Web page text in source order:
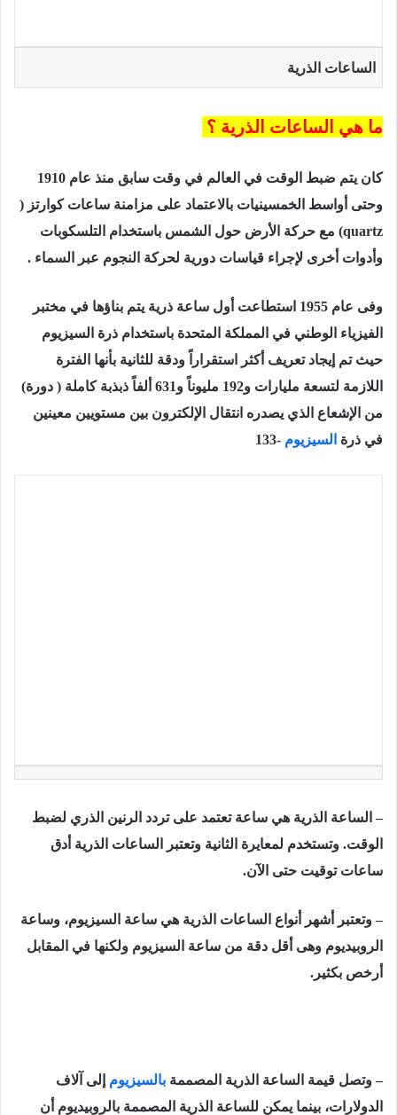
الساعات الذرية
ما هي الساعات الذرية ؟
كان يتم ضبط الوقت في العالم في وقت سابق منذ عام 1910
وحتى أواسط الخمسينيات بالاعتماد على مزامنة ساعات كوارتز (
quartz) مع حركة الأرض حول الشمس باستخدام التلسكوبات
وأدوات أخرى لإجراء قياسات دورية لحركة النجوم عبر السماء .
وفى عام 1955 استطاعت أول ساعة ذرية يتم بناؤها في مختبر
الفيزياء الوطني في المملكة المتحدة باستخدام ذرة السيزيوم
حيث تم إيجاد تعريف أكثر استقراراً ودقة للثانية بأنها الفترة
اللازمة لتسعة مليارات و192 مليوناً و631 ألفاً ذبذبة كاملة ( دورة)
من الإشعاع الذي يصدره انتقال الإلكترون بين مستويين معينين
في ذرة السيزيوم -133
– الساعة الذرية هي ساعة تعتمد على تردد الرنين الذري لضبط
الوقت. وتستخدم لمعايرة الثانية وتعتبر الساعات الذرية أدق
ساعات توقيت حتى الآن.
– وتعتبر أشهر أنواع الساعات الذرية هي ساعة السيزيوم، وساعة
الروبيديوم وهى أقل دقة من ساعة ‏السيزيوم ولكنها في المقابل
أرخص بكثير.‏
– ‏وتصل قيمة الساعة الذرية المصممة بالسيزيوم إلى آلاف
الدولارات، بينما يمكن للساعة الذرية ‏المصممة بالروبيديوم أن